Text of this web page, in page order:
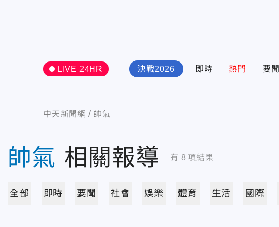
LIVE 24HR 決戰2026 即時 熱門 要聞
中天新聞網 帥氣
帥氣 相關報導 有 8 項結果
全部 即時 要聞 社會 娛樂 體育 生活 國際